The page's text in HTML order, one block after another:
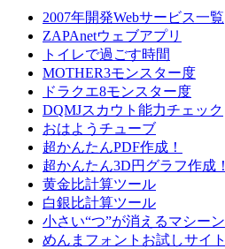
2007年開発Webサービス一覧
ZAPAnetウェブアプリ
トイレで過ごす時間
MOTHER3モンスター度
ドラクエ8モンスター度
DQMJスカウト能力チェック
おはようチューブ
超かんたんPDF作成！
超かんたん3D円グラフ作成！
黄金比計算ツール
白銀比計算ツール
小さい“つ”が消えるマシーン
めんまフォントお試しサイト